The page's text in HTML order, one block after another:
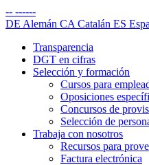
-- ------
DE Alemán CA Catalán ES
Transparencia
DGT en cifras
Selección y formación
Cursos para
Oposiciones
Concursos de
Selección de
Trabaja con nosotros
Recursos para
Factura electrónica